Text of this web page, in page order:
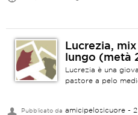
Lucrezia,
lungo (metà
Lucrezia è una
pastore a pelo
Pubblicato da amicipelosicuore - 2